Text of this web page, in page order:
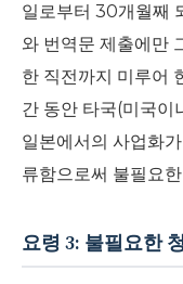
일로부터 30개월째
와 번역문 제출에만
한 직전까지 미루어
간 동안 타국(미국이
일본에서의 사업화
류함으로써 불필요
요령 3: 불필요한